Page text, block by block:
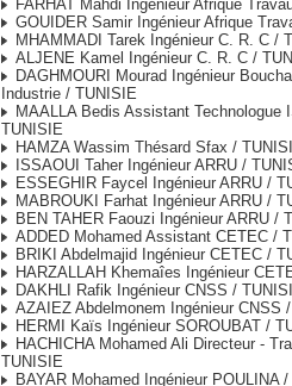
FARHAT Mahdi Ingénieur Afrique
GOUIDER Samir Ingénieur Afrique
MHAMMADI Tarek Ingénieur C. R. C /
ALJENE Kamel Ingénieur C. R. C /
DAGHMOURI Mourad Ingénieur
Industrie / TUNISIE
MAALLA Bedis Assistant Technologue
TUNISIE
HAMZA Wassim Thésard Sfax /
ISSAOUI Taher Ingénieur ARRU /
ESSEGHIR Faycel Ingénieur ARRU /
MABROUKI Farhat Ingénieur ARRU /
BEN TAHER Faouzi Ingénieur ARRU /
ADDED Mohamed Assistant CETEC /
BRIKI Abdelmajid Ingénieur CETEC /
HARZALLAH Khemaîes Ingénieur
DAKHLI Rafik Ingénieur CNSS /
AZAIEZ Abdelmonem Ingénieur CNSS
HERMI Kaïs Ingénieur SOROUBAT /
HACHICHA Mohamed Ali Directeur -
TUNISIE
BAYAR Mohamed Ingénieur POULINA